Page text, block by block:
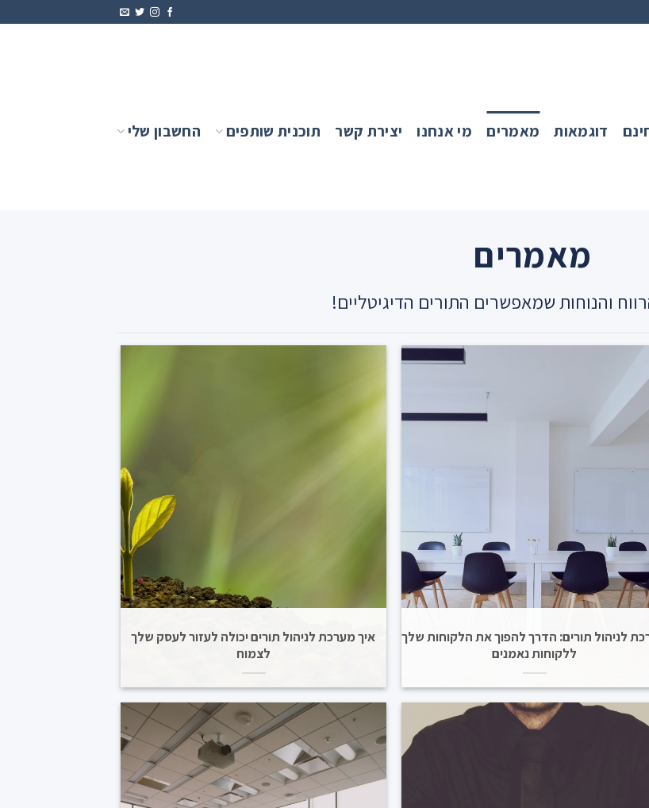
דוגמאות מאמרים מי אנחנו יצירת קשר תוכנית שותפים החשבון שלי
מאמרים
והנוחות שמאפשרים התורים הדיגיטליים!
איך מערכת לניהול תורים יכולה לעזור לעסק שלך
לצמוח
לניהול תורים: הדרך להפוך את הלקוחות שלך
ללקוחות נאמנים